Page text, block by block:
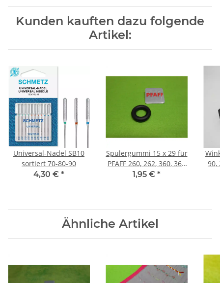
Kunden kauften dazu folgende
Artikel:
Universal-Nadel SB10
sortiert 70-80-90
4,30 € *
Spulergummi 15 x 29 für
PFAFF 260, 262, 360, 362
etc.
1,95 € *
90,
Ähnliche Artikel